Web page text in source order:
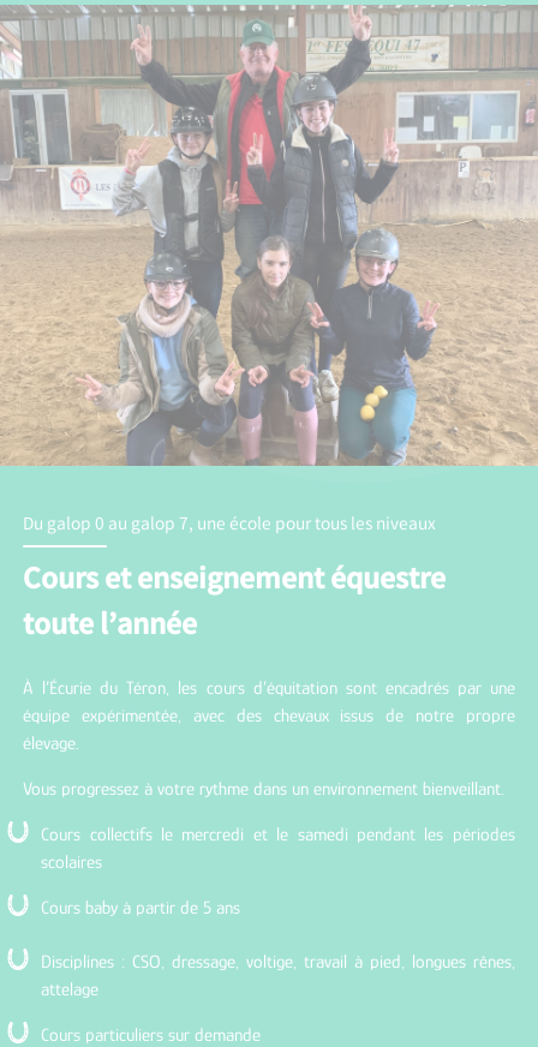
Du galop 0 au galop 7, une école pour tous les niveaux
Cours et enseignement équestre
toute l’année
À l’Écurie du Téron, les cours d’équitation sont encadrés par une
équipe expérimentée, avec des chevaux issus de notre propre
élevage.
Vous progressez à votre rythme dans un environnement bienveillant.
Cours collectifs le mercredi et le samedi pendant les périodes
scolaires
Cours baby à partir de 5 ans
Disciplines : CSO, dressage, voltige, travail à pied, longues rênes,
attelage
Cours particuliers sur demande